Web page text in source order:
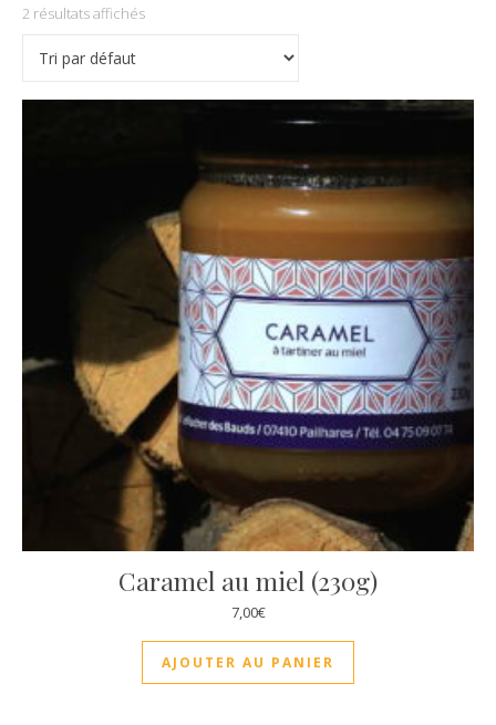
2 résultats affichés
Caramel au miel (230g)
7,00€
AJOUTER AU PANIER